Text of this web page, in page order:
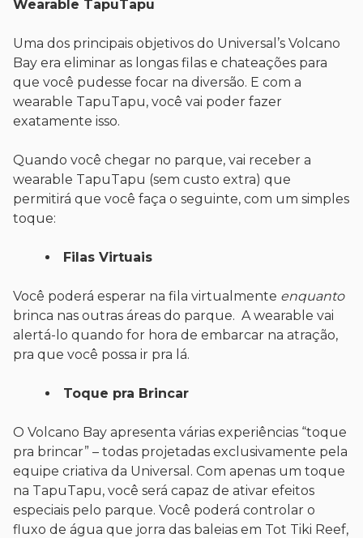
Wearable TapuTapu
Uma dos principais objetivos do Universal’s Volcano
Bay era eliminar as longas filas e chateações para
que você pudesse focar na diversão. E com a
wearable TapuTapu, você vai poder fazer
exatamente isso.
Quando você chegar no parque, vai receber a
wearable TapuTapu (sem custo extra) que
permitirá que você faça o seguinte, com um simples
toque:
Filas Virtuais
Você poderá esperar na fila virtualmente enquanto
brinca nas outras áreas do parque. A wearable vai
alertá-lo quando for hora de embarcar na atração,
pra que você possa ir pra lá.
Toque pra Brincar
O Volcano Bay apresenta várias experiências “toque
pra brincar” – todas projetadas exclusivamente pela
equipe criativa da Universal. Com apenas um toque
na TapuTapu, você será capaz de ativar efeitos
especiais pelo parque. Você poderá controlar o
fluxo de água que jorra das baleias em Tot Tiki Reef,